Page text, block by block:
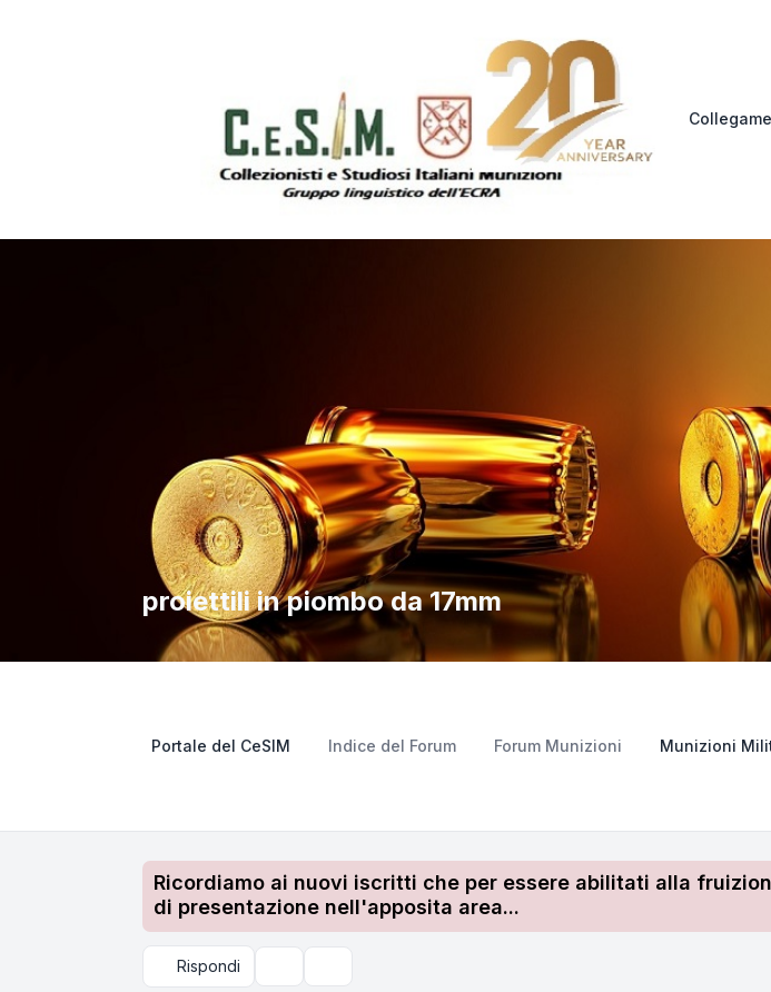
proiettili in piombo da 17mm
Portale del CeSIM Indice del Forum Forum Munizioni Munizioni
Ricordiamo ai nuovi iscritti che per essere abilitati alla
di presentazione nell'apposita area...
Rispondi